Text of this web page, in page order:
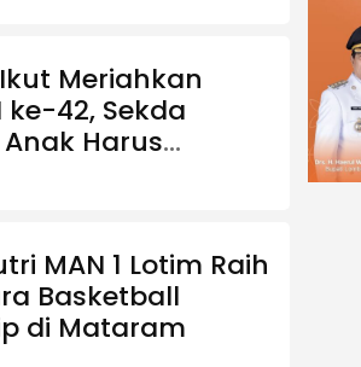
Meriahkan
ke-42, Sekda
Anak Harus
ke Meja
MAN 1 Lotim Raih
Basketball
di Mataram